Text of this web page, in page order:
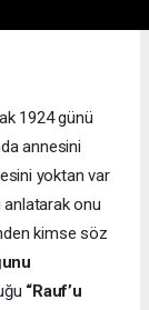
1924 günü
annesini
yoktan var
anlatarak onu
kimse söz
“Rauf’u